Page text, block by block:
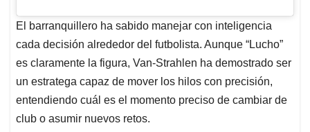
El barranquillero ha sabido manejar con inteligencia
cada decisión alrededor del futbolista. Aunque “Lucho”
es claramente la figura, Van-Strahlen ha demostrado ser
un estratega capaz de mover los hilos con precisión,
entendiendo cuál es el momento preciso de cambiar de
club o asumir nuevos retos.